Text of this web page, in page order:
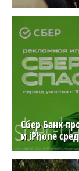
Сбер Банк
и iPhone